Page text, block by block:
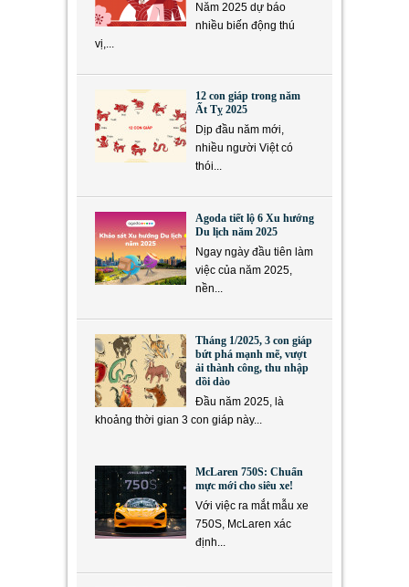
Năm 2025 dự báo
nhiều biến động thú
vị,...
12 con giáp trong năm
Ất Tỵ 2025
Dịp đầu năm mới,
nhiều người Việt có
thói...
Agoda tiết lộ 6 Xu hướng
Du lịch năm 2025
Ngay ngày đầu tiên làm
việc của năm 2025,
nền...
Tháng 1/2025, 3 con giáp
bứt phá mạnh mẽ, vượt
ải thành công, thu nhập
dồi dào
Đầu năm 2025, là
khoảng thời gian 3 con giáp này...
McLaren 750S: Chuẩn
mực mới cho siêu xe!
Với việc ra mắt mẫu xe
750S, McLaren xác
định...